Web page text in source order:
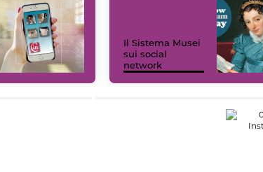
Il Sistema Musei
sui social
network